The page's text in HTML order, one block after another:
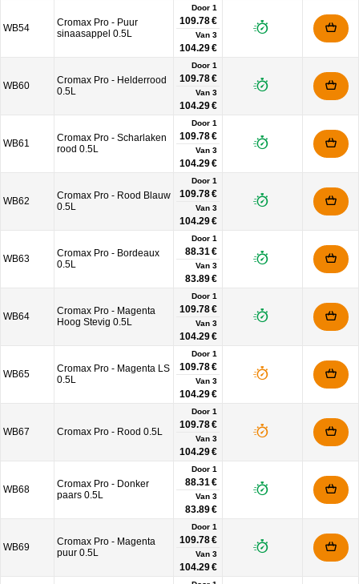
WB54
Cromax Pro - Puur
sinaasappel 0.5L
Door 1
109.78 €
Van 3
104.29 €
WB60
Cromax Pro - Helderrood
0.5L
Door 1
109.78 €
Van 3
104.29 €
WB61
Cromax Pro - Scharlaken
rood 0.5L
Door 1
109.78 €
Van 3
104.29 €
WB62
Cromax Pro - Rood Blauw
0.5L
Door 1
109.78 €
Van 3
104.29 €
WB63
Cromax Pro - Bordeaux
0.5L
Door 1
88.31 €
Van 3
83.89 €
WB64
Cromax Pro - Magenta
Hoog Stevig 0.5L
Door 1
109.78 €
Van 3
104.29 €
WB65
Cromax Pro - Magenta LS
0.5L
Door 1
109.78 €
Van 3
104.29 €
WB67 Cromax Pro - Rood 0.5L
Door 1
109.78 €
Van 3
104.29 €
WB68
Cromax Pro - Donker
paars 0.5L
Door 1
88.31 €
Van 3
83.89 €
WB69
Cromax Pro - Magenta
puur 0.5L
Door 1
109.78 €
Van 3
104.29 €